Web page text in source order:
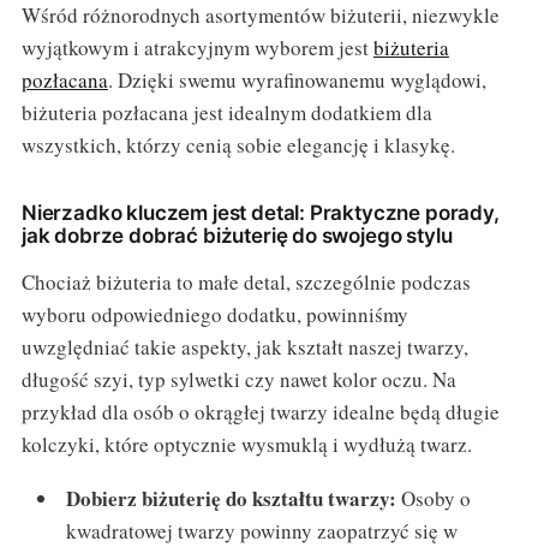
Wśród różnorodnych asortymentów biżuterii, niezwykle
wyjątkowym i atrakcyjnym wyborem jestbiżuteria
pozłacana. Dzięki swemu wyrafinowanemu wyglądowi,
biżuteria pozłacana jest idealnym dodatkiem dla
wszystkich, którzy cenią sobie elegancję i klasykę.
Nierzadko kluczem jest detal: Praktyczne porady,
jak dobrze dobrać biżuterię do swojego stylu
Chociaż biżuteria to małe detal, szczególnie podczas
wyboru odpowiedniego dodatku, powinniśmy
uwzględniać takie aspekty, jak kształt naszej twarzy,
długość szyi, typ sylwetki czy nawet kolor oczu. Na
przykład dla osób o okrągłej twarzy idealne będą długie
kolczyki, które optycznie wysmuklą i wydłużą twarz.
Dobierz biżuterię do kształtu twarzy: Osoby o
kwadratowej twarzy powinny zaopatrzyć się w